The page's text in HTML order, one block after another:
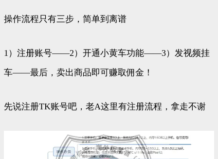
操作流程只有三步，简单到离谱
1）注册账号——2）开通小黄车功能——3）发视频挂
车——最后，卖出商品即可赚取佣金！
先说注册TK账号吧，老A这里有注册流程，拿走不谢